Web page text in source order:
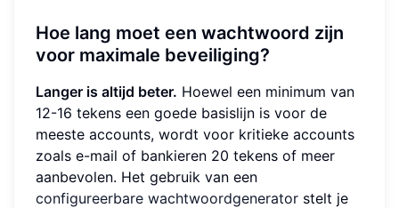
Hoe lang moet een wachtwoord zijn
voor maximale beveiliging?
Langer is altijd beter. Hoewel een minimum van
12-16 tekens een goede basislijn is voor de
meeste accounts, wordt voor kritieke accounts
zoals e-mail of bankieren 20 tekens of meer
aanbevolen. Het gebruik van een
configureerbare wachtwoordgenerator stelt je